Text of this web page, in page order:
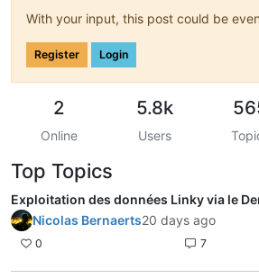
With your input, this post could be
Register Login
2
Online
5.8k
Users
Top Topics
Exploitation des données Linky via le
Nicolas Bernaerts20 days ago
0 7